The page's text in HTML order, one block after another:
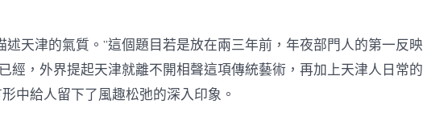
街
新
韻，
本
來
述天津的氣質。”這個題目若是放在兩三年前，年夜部門人的第一反映
經，外界提起天津就離不開相聲這項傳統藝術，再加上天津人日常的
中給人留下了風趣松弛的深入印象。